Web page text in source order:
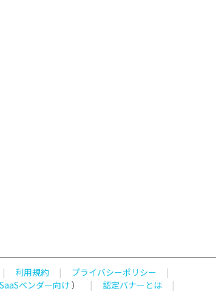
| 利用規約 | プライバシーポリシー
|
SaaSベンダー向け） | 認定バナーとは
|